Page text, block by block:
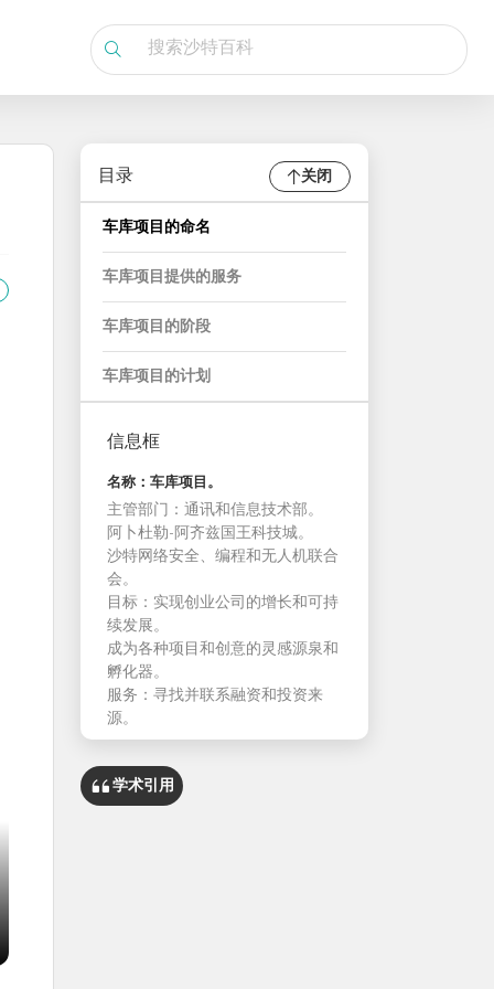
目录 关闭
车库项目的命名
车库项目提供的服务
车库项目的阶段
车库项目的计划
信息框
名称：车库项目。
主管部门：通讯和信息技术部。
阿卜杜勒-阿齐兹国王科技城。
沙特网络安全、编程和无人机联合
会。
目标：实现创业公司的增长和可持
续发展。
成为各种项目和创意的灵感源泉和
孵化器。
服务：寻找并联系融资和投资来
源。
学术引用